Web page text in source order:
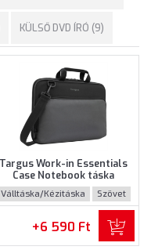
KÜLSŐ DVD ÍRÓ (9)
Targus Work-in Essentials
Case Notebook táska
- Maximum 14.0"
méretű notebokhoz -
Fekete-szürke színben
Válltáska/Kézitáska Szövet
+6 590 Ft